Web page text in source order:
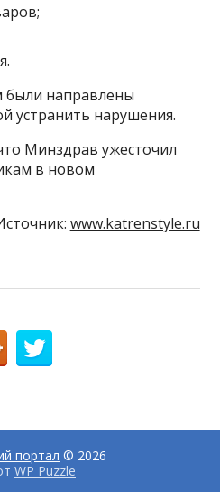
направлены
устранить нарушения.
Минздрав ужесточил
в новом
www.katrenstyle.ru
портал © 2026
WP Puzzle